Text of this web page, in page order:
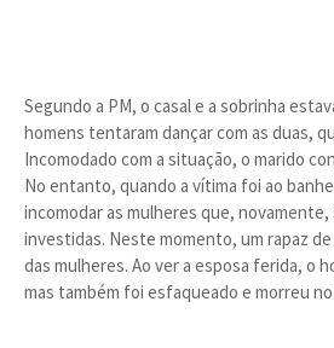
Segundo a PM, o casal e a sobrinha
homens tentaram dançar com as duas,
Incomodado com a situação, o marido
No entanto, quando a vítima foi ao
incomodar as mulheres que, novamente,
investidas. Neste momento, um rapaz
das mulheres. Ao ver a esposa ferida, o
mas também foi esfaqueado e morreu no